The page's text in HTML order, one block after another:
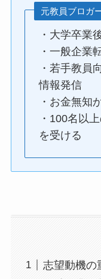
元教員ブロガ
・大学卒業
・一般企業
・若手教員
情報発信
・お金無知
・100名以
を受ける
志望動機の